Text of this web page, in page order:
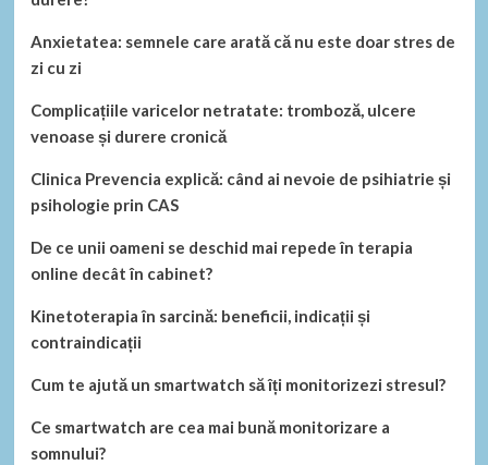
Anxietatea: semnele care arată că nu este doar stres de
zi cu zi
Complicațiile varicelor netratate: tromboză, ulcere
venoase și durere cronică
Clinica Prevencia explică: când ai nevoie de psihiatrie și
psihologie prin CAS
De ce unii oameni se deschid mai repede în terapia
online decât în cabinet?
Kinetoterapia în sarcină: beneficii, indicații și
contraindicații
Cum te ajută un smartwatch să îți monitorizezi stresul?
Ce smartwatch are cea mai bună monitorizare a
somnului?